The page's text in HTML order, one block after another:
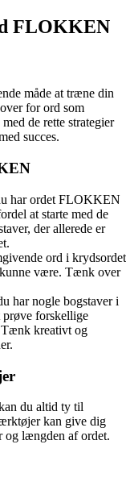
FLOKKEN
måde at træne din
for ord som
de rette strategier
succes.
har ordet FLOKKEN
at starte med de
der allerede er
ord i krydsordet
være. Tænk over
har nogle bogstaver i
forskellige
Tænk kreativt og
du altid ty til
kan give dig
og længden af ordet.